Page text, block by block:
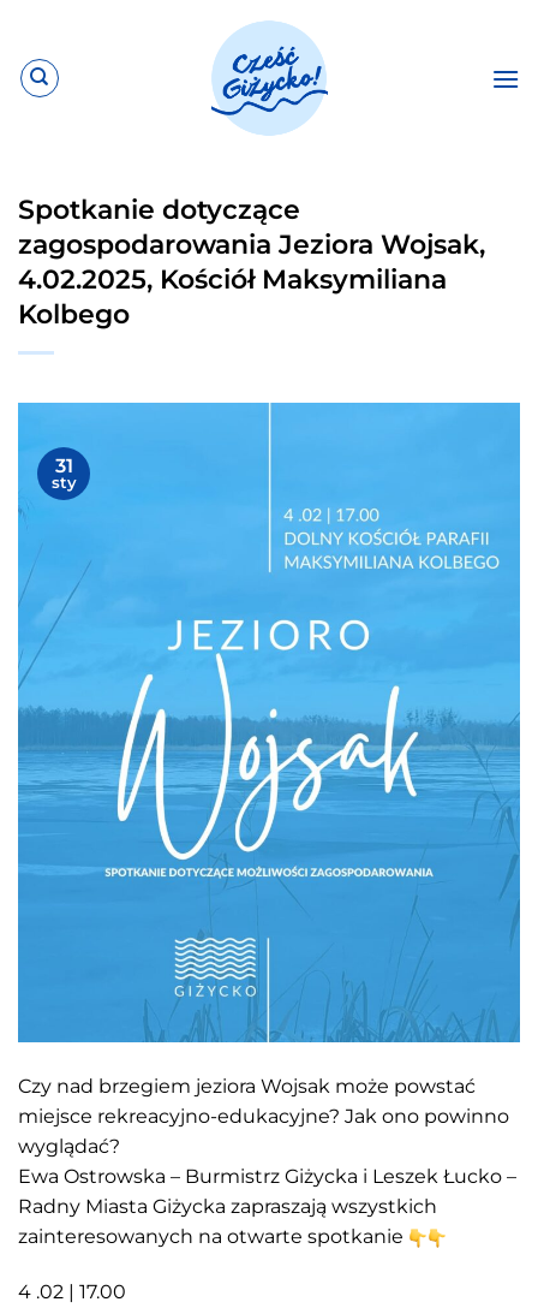
zawartości
Spotkanie dotyczące
zagospodarowania Jeziora Wojsak,
4.02.2025, Kościół Maksymiliana
Kolbego
31
sty
Czy nad brzegiem jeziora Wojsak może powstać
miejsce rekreacyjno-edukacyjne? Jak ono powinno
wyglądać?
Ewa Ostrowska – Burmistrz Giżycka i Leszek Łucko –
Radny Miasta Giżycka zapraszają wszystkich
zainteresowanych na otwarte spotkanie
4 .02 | 17.00